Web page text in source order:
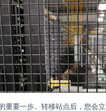
重要一步。转移站点后，您会